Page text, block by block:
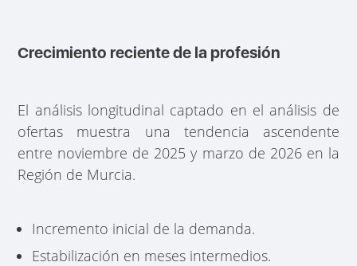
Crecimiento reciente de la profesión
El análisis longitudinal captado en el análisis de
ofertas muestra una tendencia ascendente
entre noviembre de 2025 y marzo de 2026 en la
Región de Murcia.
Incremento inicial de la demanda.
Estabilización en meses intermedios.